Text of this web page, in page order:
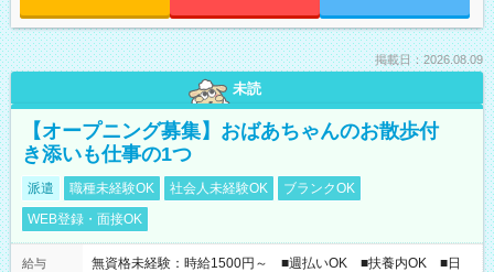
掲載日：2026.08.09
未読
【オープニング募集】おばあちゃんのお散歩付
き添いも仕事の1つ
派遣 職種未経験OK 社会人未経験OK
ブランクOK
WEB登録・面接OK
給与
無資格未経験：時給1500円～ ■週払いOK ■扶養内OK ■日